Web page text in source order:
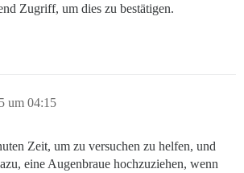
Zugriff, um dies zu bestätigen.
um 04:15
Zeit, um zu versuchen zu helfen, und
eine Augenbraue hochzuziehen, wenn